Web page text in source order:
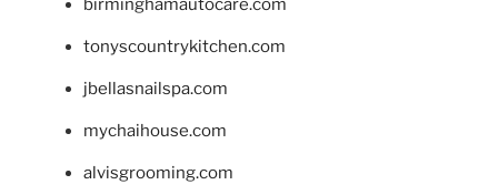
birminghamautocare.com
tonyscountrykitchen.com
jbellasnailspa.com
mychaihouse.com
alvisgrooming.com